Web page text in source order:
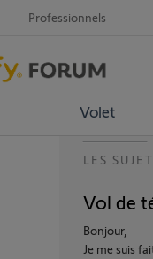
Professionnels
Volet
LES
Vol de
Bonjour,
Je me suis